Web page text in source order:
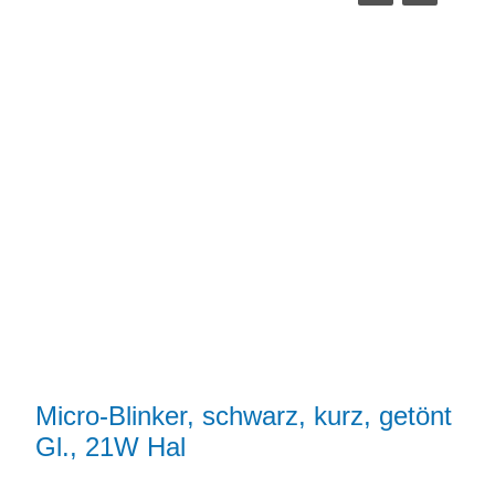
Micro-Blinker, schwarz, kurz, getönt
Gl., 21W Hal